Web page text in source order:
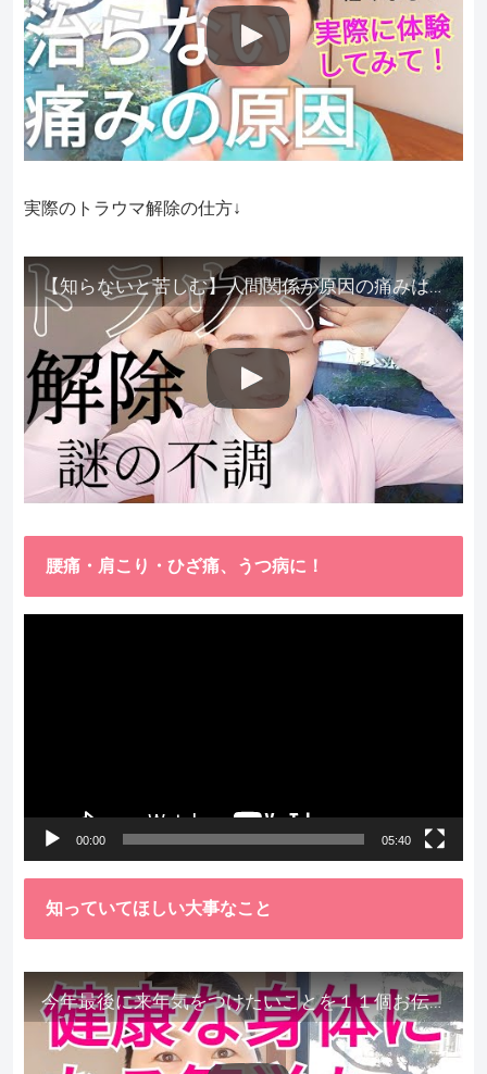
実際のトラウマ解除の仕方↓
【知らないと苦しむ】人間関係が原因の痛みはトラウマ解除が必須。病院に行っても原因不明で治らない不調はこれをしてからケアしてみてください。
腰痛・肩こり・ひざ痛、うつ病に！
00:00 05:40
知っていてほしい大事なこと
今年最後に来年気をつけたいことを１１個お伝えします。